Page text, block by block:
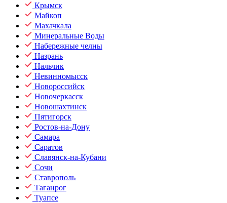
Крымск
Майкоп
Махачкала
Минеральные Воды
Набережные челны
Назрань
Нальчик
Невинномысск
Новороссийск
Новочеркасск
Новошахтинск
Пятигорск
Ростов-на-Дону
Самара
Саратов
Славянск-на-Кубани
Сочи
Ставрополь
Таганрог
Туапсе